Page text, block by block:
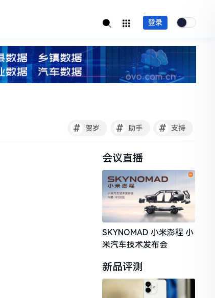
登录
# 贺岁 # 助手 # 支持
会议直播
SKYNOMAD 小米澎程 小
米汽车技术发布会
新品评测